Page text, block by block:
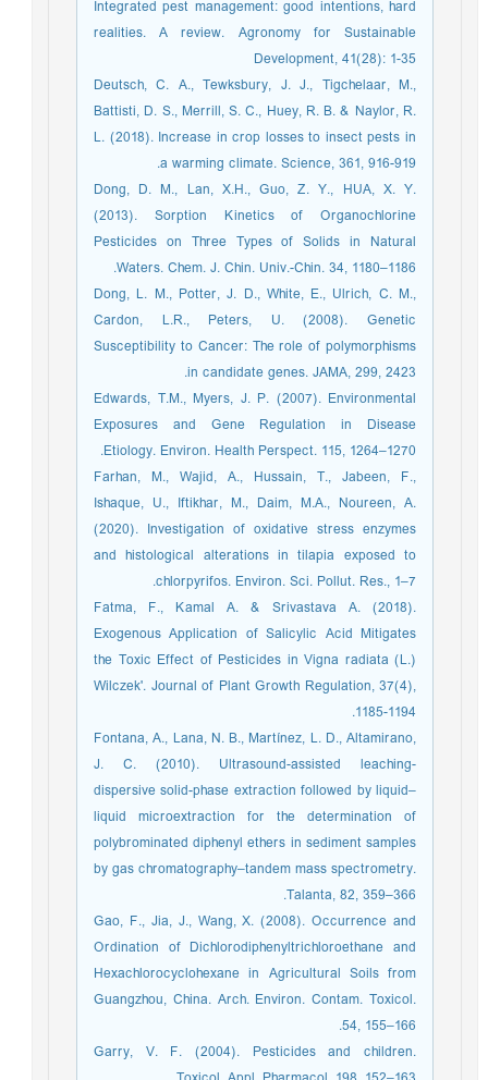
Integrated pest management: good intentions, hard
realities. A review. Agronomy for Sustainable
Development, 41(28): 1-35
Deutsch, C. A., Tewksbury, J. J., Tigchelaar, M.,
Battisti, D. S., Merrill, S. C., Huey, R. B. & Naylor, R.
L. (2018). Increase in crop losses to insect pests in
a warming climate. Science, 361, 916-919.
Dong, D. M., Lan, X.H., Guo, Z. Y., HUA, X. Y.
(2013). Sorption Kinetics of Organochlorine
Pesticides on Three Types of Solids in Natural
Waters. Chem. J. Chin. Univ.-Chin. 34, 1180–1186.
Dong, L. M., Potter, J. D., White, E., Ulrich, C. M.,
Cardon, L.R., Peters, U. (2008). Genetic
Susceptibility to Cancer: The role of polymorphisms
in candidate genes. JAMA, 299, 2423.
Edwards, T.M., Myers, J. P. (2007). Environmental
Exposures and Gene Regulation in Disease
Etiology. Environ. Health Perspect. 115, 1264–1270.
Farhan, M., Wajid, A., Hussain, T., Jabeen, F.,
Ishaque, U., Iftikhar, M., Daim, M.A., Noureen, A.
(2020). Investigation of oxidative stress enzymes
and histological alterations in tilapia exposed to
chlorpyrifos. Environ. Sci. Pollut. Res., 1–7.
Fatma, F., Kamal A. & Srivastava A. (2018).
Exogenous Application of Salicylic Acid Mitigates
the Toxic Effect of Pesticides in Vigna radiata (L.)
Wilczek'. Journal of Plant Growth Regulation, 37(4),
1185-1194.
Fontana, A., Lana, N. B., Martínez, L. D., Altamirano,
J. C. (2010). Ultrasound-assisted leaching-
dispersive solid-phase extraction followed by liquid–
liquid microextraction for the determination of
polybrominated diphenyl ethers in sediment samples
by gas chromatography–tandem mass spectrometry.
Talanta, 82, 359–366.
Gao, F., Jia, J., Wang, X. (2008). Occurrence and
Ordination of Dichlorodiphenyltrichloroethane and
Hexachlorocyclohexane in Agricultural Soils from
Guangzhou, China. Arch. Environ. Contam. Toxicol.
54, 155–166.
Garry, V. F. (2004). Pesticides and children.